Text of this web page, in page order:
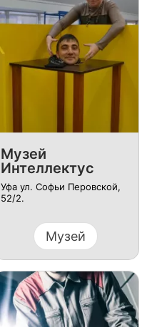
Музей
Интеллектус
Уфа ул. Софьи Перовской,
52/2.
Музей